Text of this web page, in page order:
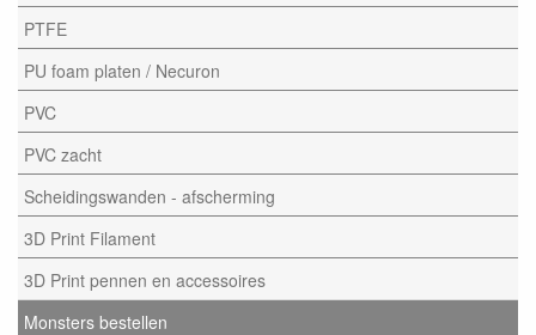
PTFE
PU foam platen / Necuron
PVC
PVC zacht
Scheidingswanden - afscherming
3D Print Filament
3D Print pennen en accessoires
Monsters bestellen